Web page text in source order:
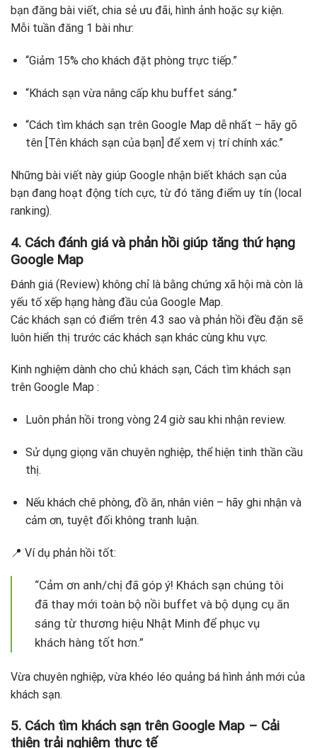
bạn đăng bài viết, chia sẻ ưu đãi, hình ảnh hoặc sự kiện.
Mỗi tuần đăng 1 bài như:
“Giảm 15% cho khách đặt phòng trực tiếp.”
“Khách sạn vừa nâng cấp khu buffet sáng.”
“Cách tìm khách sạn trên Google Map dễ nhất – hãy gõ
tên [Tên khách sạn của bạn] để xem vị trí chính xác.”
Những bài viết này giúp Google nhận biết khách sạn của
bạn đang hoạt động tích cực, từ đó tăng điểm uy tín (local
ranking).
4. Cách đánh giá và phản hồi giúp tăng thứ hạng
Google Map
Đánh giá (Review) không chỉ là bằng chứng xã hội mà còn là
yếu tố xếp hạng hàng đầu của Google Map.
Các khách sạn có điểm trên 4.3 sao và phản hồi đều đặn sẽ
luôn hiển thị trước các khách sạn khác cùng khu vực.
Kinh nghiệm dành cho chủ khách sạn, Cách tìm khách sạn
trên Google Map :
Luôn phản hồi trong vòng 24 giờ sau khi nhận review.
Sử dụng giọng văn chuyên nghiệp, thể hiện tinh thần cầu
thị.
Nếu khách chê phòng, đồ ăn, nhân viên – hãy ghi nhận và
cảm ơn, tuyệt đối không tranh luận.
📍 Ví dụ phản hồi tốt:
“Cảm ơn anh/chị đã góp ý! Khách sạn chúng tôi
đã thay mới toàn bộ nồi buffet và bộ dụng cụ ăn
sáng từ thương hiệu Nhật Minh để phục vụ
khách hàng tốt hơn.”
Vừa chuyên nghiệp, vừa khéo léo quảng bá hình ảnh mới của
khách sạn.
5. Cách tìm khách sạn trên Google Map – Cải
thiện trải nghiệm thực tế